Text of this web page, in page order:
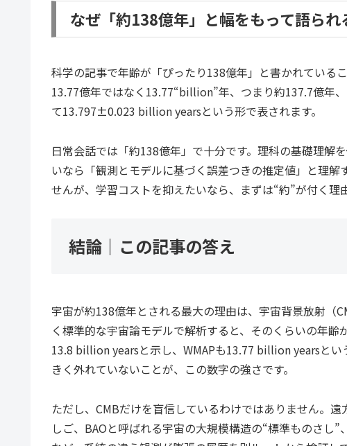
なぜ「約138億年」と幅をもって語られ
科学の記事で年齢が「ぴったり138億年」と書かれている
13.77億年ではなく13.77“billion”年、つまり約137.7億年
て13.797±0.023 billion yearsという形で表されます。
日常会話では「約138億年」で十分です。理科の基礎理解
いなら「観測とモデルに基づく誤差つきの推定値」と理
せんが、学習コストを抑えたいなら、まずは“約”が付く理
結論｜この記事の答え
宇宙が約138億年とされる最大の理由は、宇宙背景放射（
く標準的な宇宙論モデルで解析すると、そのくらいの年
13.8 billion yearsと示し、WMAPも13.77 billion yearsと
きく外れていないことが、この数字の強さです。
ただし、CMBだけを盲信しているわけではありません。
しご、BAOと呼ばれる宇宙の大規模構造の“標準ものさし